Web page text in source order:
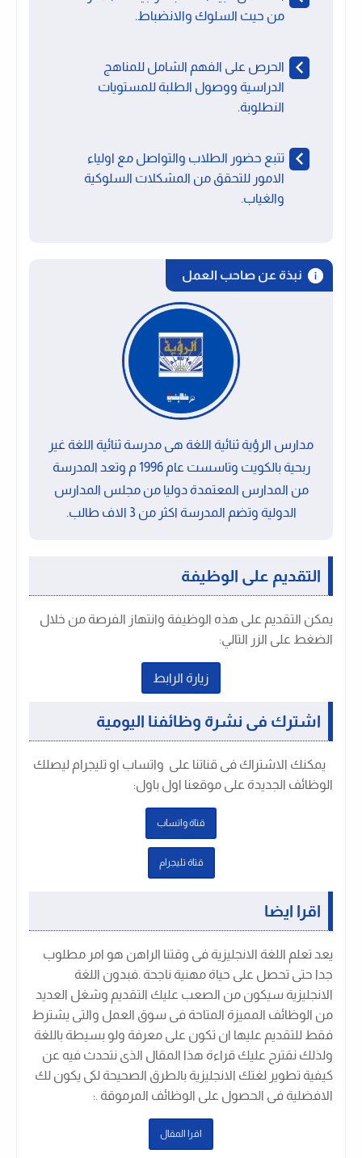
من حيث السلوك والانضباط.
الحرص على الفهم الشامل للمناهج
الدراسية ووصول الطلبة للمستويات
النطلوبة.
تتبع حضور الطلاب والتواصل مع اولياء
الامور للتحقق من المشكلات السلوكية
والغياب.
نبذة عن صاحب العمل
مدارس الرؤية ثنائية اللغة هى مدرسة ثنائية اللغة غير
ربحية بالكويت وتاسست عام 1996 م وتعد المدرسة
من المدارس المعتمدة دوليا من مجلس المدارس
الدولية وتضم المدرسة اكثر من 3 الاف طالب.
التقديم على الوظيفة
يمكن التقديم على هذه الوظيفة وانتهاز الفرصة من خلال
الضغط على الزر التالي:
زيارة الرابط
اشترك فى نشرة وظائفنا اليومية
يمكنك الاشتراك فى قناتنا على واتساب او تليجرام ليصلك
الوظائف الجديدة على موقعنا اول باول:
قتاة واتساب
قتاة تليجرام
اقرا ايضا
يعد تعلم اللغة الانجليزية فى وقتنا الراهن هو امر مطلوب
جدا حتى تحصل على حياة مهنية ناجحة .فبدون اللغة
الانجليزية سيكون من الصعب عليك التقديم وشغل العديد
من الوظائف المميزة المتاحة فى سوق العمل والتى يشترط
فقط للتقديم عليها ان تكون على معرفة ولو بسيطة باللغة
ولذلك نقترح عليك قراءة هذا المقال الذى نتحدث فيه عن
كيفية تطوير لغتك الانجليزية بالطرق الصحيحة لكى يكون لك
الافضلية فى الحصول على الوظائف المرموقة .:
اقرا المقال